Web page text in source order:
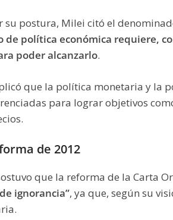
su postura, Milei citó el
de política económica requiere,
poder alcanzarlo.
que la política monetaria y la
para lograr objetivos
de 2012
que la reforma de la Carta
ignorancia”, ya que, según su